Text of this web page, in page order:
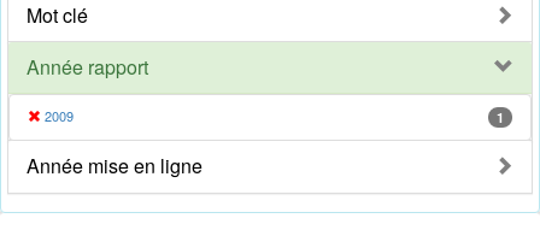
Mot clé
Année rapport
2009 1
Année mise en ligne